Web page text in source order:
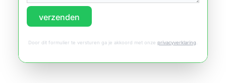
verzenden
Door dit formulier te versturen ga je akkoord met onze privacyverklaring